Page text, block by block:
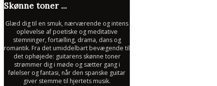
Skønne toner ...
Glæd dig til en smuk, nærværende og intens
oplevelse af poetiske og meditative
stemninger, fortælling, drama, dans og
romantik. Fra det umiddelbart bevægende til
det ophøjede: guitarens skønne toner
strømmer dig i møde og sætter gang i
følelser og fantasi, når den spanske guitar
giver stemme til hjertets musik.